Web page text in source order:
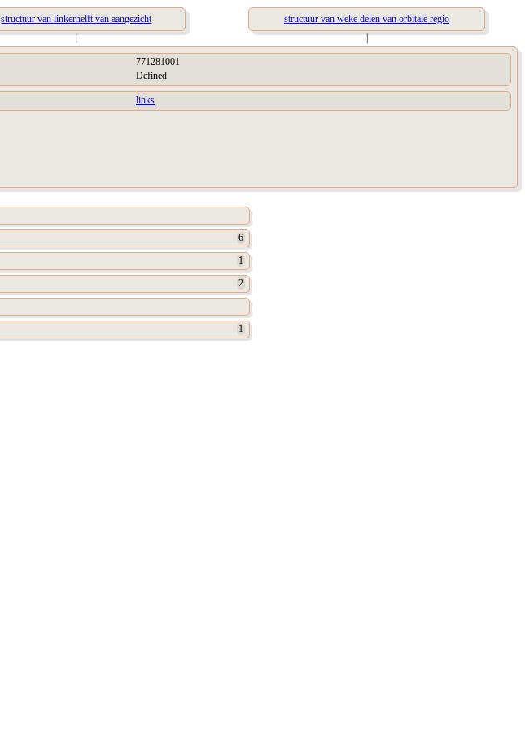
structuur van linkerhelft van aangezicht
structuur van weke delen van orbitale regio
| |
771281001
Defined
links
6
1
2
1